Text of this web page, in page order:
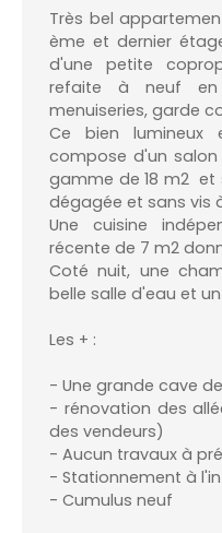
Très bel
ème et dernier
d'une petite
refaite à neuf en
menuiseries, garde
Ce bien
compose d'un
gamme de 18 m2
dégagée et sans vis
Une cuisine
récente de 7 m2
Coté nuit, une
belle salle d'eau et un
Les + :
- Une grande cave
- rénovation des
des vendeurs)
- Aucun travaux à
- Stationnement à
- Cumulus neuf